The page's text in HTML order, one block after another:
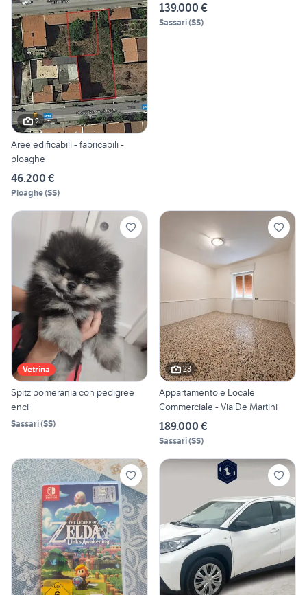
2
Aree edificabili - fabricabili -
ploaghe
46.200 €
Ploaghe(SS)
139.000 €
Sassari(SS)
Vetrina
Spitz pomerania con pedigree
enci
Sassari(SS)
23
Appartamento e Locale
Commerciale - Via De Martini
189.000 €
Sassari(SS)